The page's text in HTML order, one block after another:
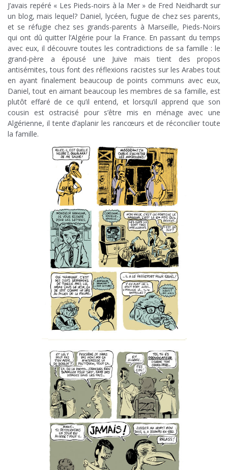
J’avais repéré « Les Pieds-noirs à la Mer » de Fred Neidhardt sur
un blog, mais lequel? Daniel, lycéen, fugue de chez ses parents,
et se réfugie chez ses grands-parents à Marseille, Pieds-Noirs
qui ont dû quitter l’Algérie pour la France. En passant du temps
avec eux, il découvre toutes les contradictions de sa famille : le
grand-père a épousé une Juive mais tient des propos
antisémites, tous font des réflexions racistes sur les Arabes tout
en ayant finalement beaucoup de points communs avec eux,
Daniel, tout en aimant beaucoup les membres de sa famille, est
plutôt effaré de ce qu’il entend, et lorsqu’il apprend que son
cousin est ostracisé pour s’être mis en ménage avec une
Algérienne, il tente d’aplanir les rancœurs et de réconcilier toute
la famille.